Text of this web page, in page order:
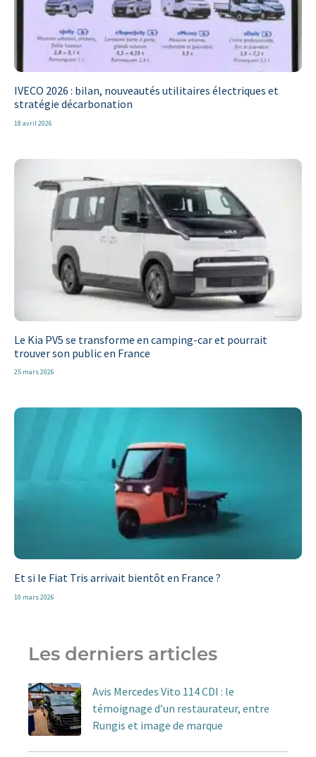
IVECO 2026 : bilan, nouveautés utilitaires électriques et
stratégie décarbonation
18 avril 2026
Le Kia PV5 se transforme en camping-car et pourrait
trouver son public en France
25 mars 2026
Et si le Fiat Tris arrivait bientôt en France ?
10 mars 2026
Les derniers articles
Avis Mercedes Vito 114 CDI : le
témoignage d’un restaurateur, entre
Rungis et image de marque